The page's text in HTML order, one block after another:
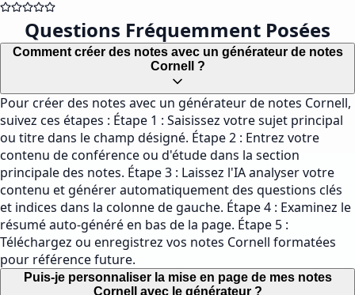
Questions Fréquemment Posées
Comment créer des notes avec un générateur de notes
Cornell ?
Pour créer des notes avec un générateur de notes Cornell,
suivez ces étapes : Étape 1 : Saisissez votre sujet principal
ou titre dans le champ désigné. Étape 2 : Entrez votre
contenu de conférence ou d'étude dans la section
principale des notes. Étape 3 : Laissez l'IA analyser votre
contenu et générer automatiquement des questions clés
et indices dans la colonne de gauche. Étape 4 : Examinez le
résumé auto-généré en bas de la page. Étape 5 :
Téléchargez ou enregistrez vos notes Cornell formatées
pour référence future.
Puis-je personnaliser la mise en page de mes notes
Cornell avec le générateur ?